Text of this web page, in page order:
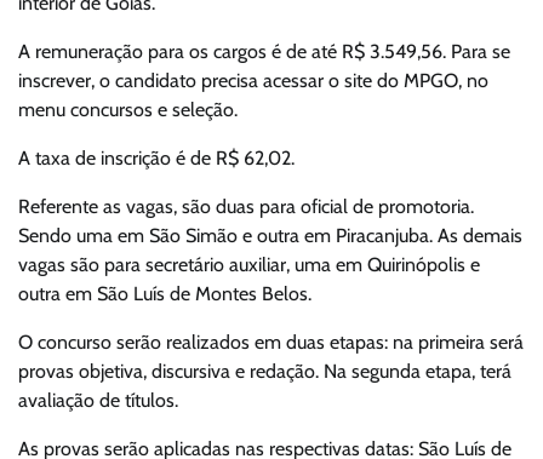
A remuneração para os cargos é de até R$ 3.549,56. Para se
inscrever, o candidato precisa acessar o site do MPGO, no
menu concursos e seleção.
A taxa de inscrição é de R$ 62,02.
Referente as vagas, são duas para oficial de promotoria.
Sendo uma em São Simão e outra em Piracanjuba. As demais
vagas são para secretário auxiliar, uma em Quirinópolis e
outra em São Luís de Montes Belos.
O concurso serão realizados em duas etapas: na primeira será
provas objetiva, discursiva e redação. Na segunda etapa, terá
avaliação de títulos.
As provas serão aplicadas nas respectivas datas: São Luís de